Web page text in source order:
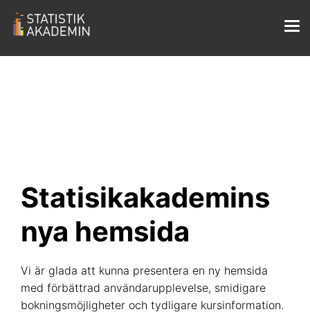
Statisikakademins
nya hemsida
Vi är glada att kunna presentera en ny hemsida
med förbättrad användarupplevelse, smidigare
bokningsmöjligheter och tydligare kursinformation.